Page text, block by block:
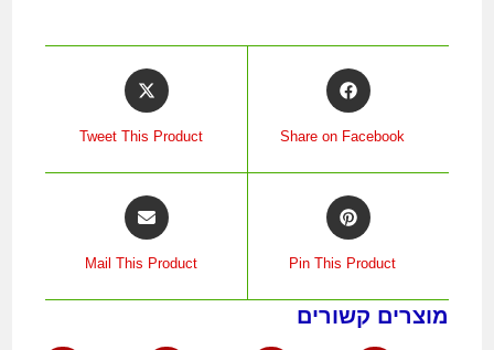
Share on Facebook
Tweet This Product
Pin This Product
Mail This Product
מוצרים קשורים